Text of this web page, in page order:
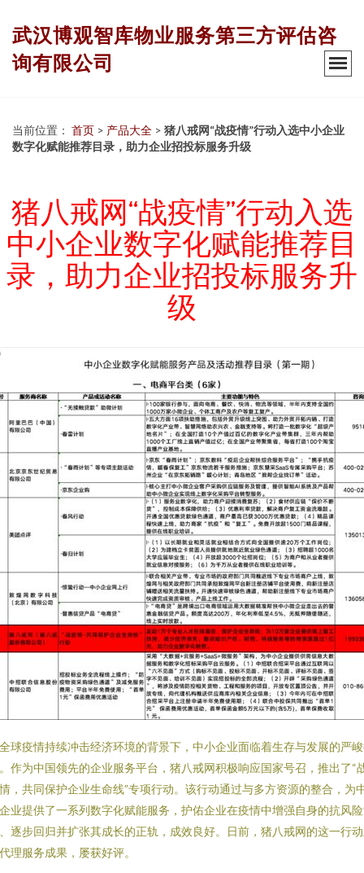
武汉博观智库物业服务第三方评估咨
询有限公司
当前位置： 首页 > 产品大全 > 猪八戒网“战疫情”行动入选中小企业
数字化赋能推荐目录，助力企业招投标服务升级
猪八戒网“战疫情”行动入选
中小企业数字化赋能推荐目
录，助力企业招投标服务升
级
球疫情持续冲击经济环境的背景下，中小企业面临着生存与发展的严
作为中国领先的企业服务平台，猪八戒网积极响应国家号召，推出了“
，共同保护企业生命线”专项行动。该行动通过与多方资源的整合，为
业提供了一系列数字化赋能服务，护佑企业在疫情中增强自身的抗风
逐步回归并扩张其成长的正轨，成效良好。日前，猪八戒网的这一行
理服务成果，屡获好评。